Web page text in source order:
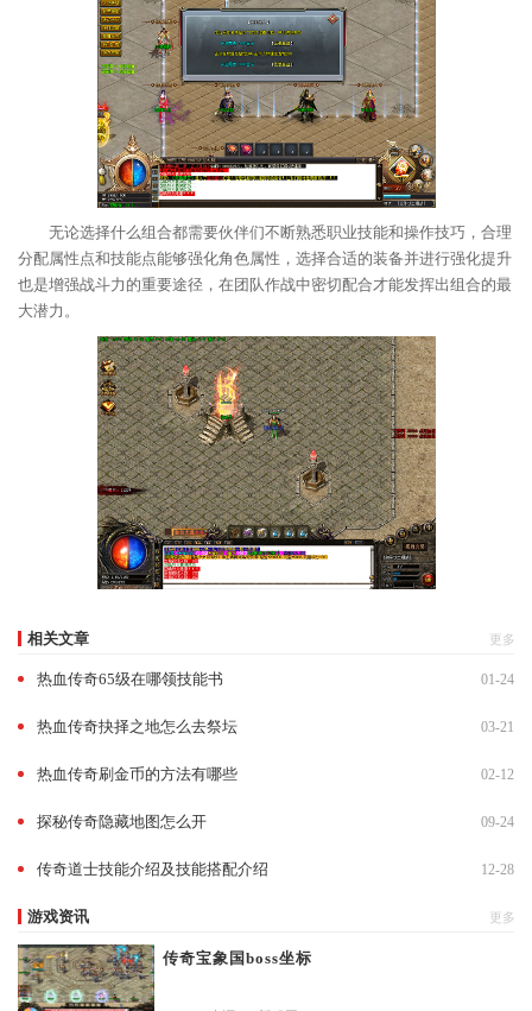
无论选择什么组合都需要伙伴们不断熟悉职业技能和操作技巧，合理
分配属性点和技能点能够强化角色属性，选择合适的装备并进行强化提升
也是增强战斗力的重要途径，在团队作战中密切配合才能发挥出组合的最
大潜力。
相关文章 更多
热血传奇65级在哪领技能书 01-24
热血传奇抉择之地怎么去祭坛 03-21
热血传奇刷金币的方法有哪些 02-12
探秘传奇隐藏地图怎么开 09-24
传奇道士技能介绍及技能搭配介绍 12-28
游戏资讯 更多
传奇宝象国boss坐标